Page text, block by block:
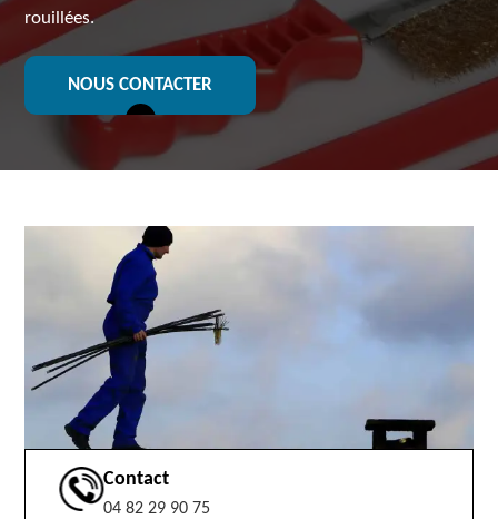
rouillées.
NOUS CONTACTER
Contact
04 82 29 90 75